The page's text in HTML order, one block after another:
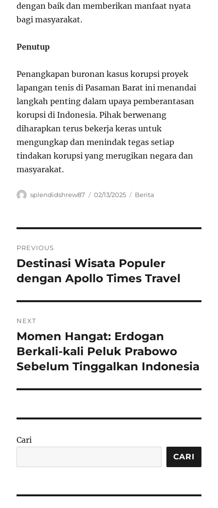
dengan baik dan memberikan manfaat nyata
bagi masyarakat.
Penutup
Penangkapan buronan kasus korupsi proyek
lapangan tenis di Pasaman Barat ini menandai
langkah penting dalam upaya pemberantasan
korupsi di Indonesia. Pihak berwenang
diharapkan terus bekerja keras untuk
mengungkap dan menindak tegas setiap
tindakan korupsi yang merugikan negara dan
masyarakat.
Author
splendidshrew87
Posted
02/13/2025 Categories
Berita
pos
PREVIOUS
Previous
post:
Destinasi Wisata Populer
dengan Apollo Times Travel
NEXT
Next
post:
Momen Hangat: Erdogan
Berkali-kali Peluk Prabowo
Sebelum Tinggalkan Indonesia
Cari
CARI